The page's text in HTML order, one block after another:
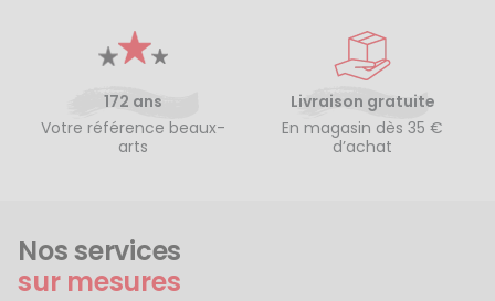
172 ans
Votre référence beaux-
arts
Livraison gratuite
En magasin dès 35 €
d’achat
Nos services
sur mesures